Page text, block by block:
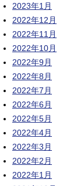
2023年1月
2022年12月
2022年11月
2022年10月
2022年9月
2022年8月
2022年7月
2022年6月
2022年5月
2022年4月
2022年3月
2022年2月
2022年1月